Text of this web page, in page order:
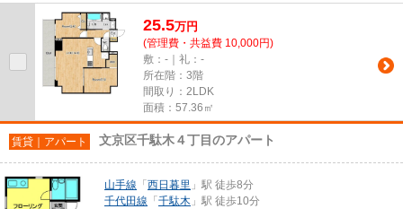
25.5万円
(管理費・共益費 10,000円)
敷：-｜礼：-
所在階：3階
間取り：2LDK
面積：57.36㎡
賃貸｜アパート 文京区千駄木４丁目のアパート
山手線 「 西日暮里 」駅 徒歩8分
千代田線 「 千駄木 」駅 徒歩10分